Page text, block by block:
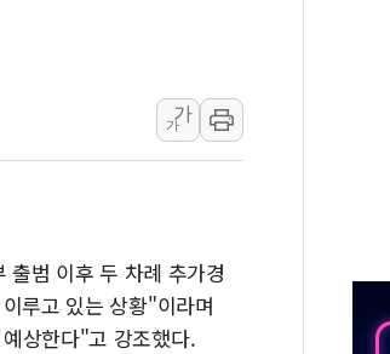
[속보] 민주, 제주 경선 결과 발표...김민석
이번주 국내 주요 금융일정(8.10~8.14)
폐기물 수거하다 참변…60대 환경미화원 수거
서울 중랑구 주택가서 흉기 난동…60대 남성 2
李대통령 "결혼 때문에 손해 보는 일 없게"…'
가
가
범 이후 두 차례 추가경
루고 있는 상황"이라며
상한다"고 강조했다.